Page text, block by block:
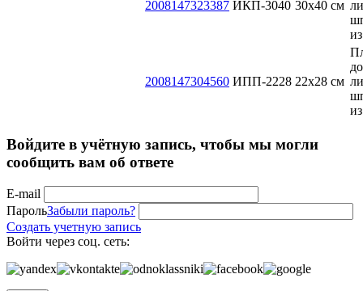
2008147323387 ИКП-3040 30x40 см
2008147304560 ИПП-2228 22х28 см
Войдите в учётную запись, чтобы мы могли
сообщить вам об ответе
E-mail
ПарольЗабыли пароль?
Создать учетную запись
Войти через соц. сеть: